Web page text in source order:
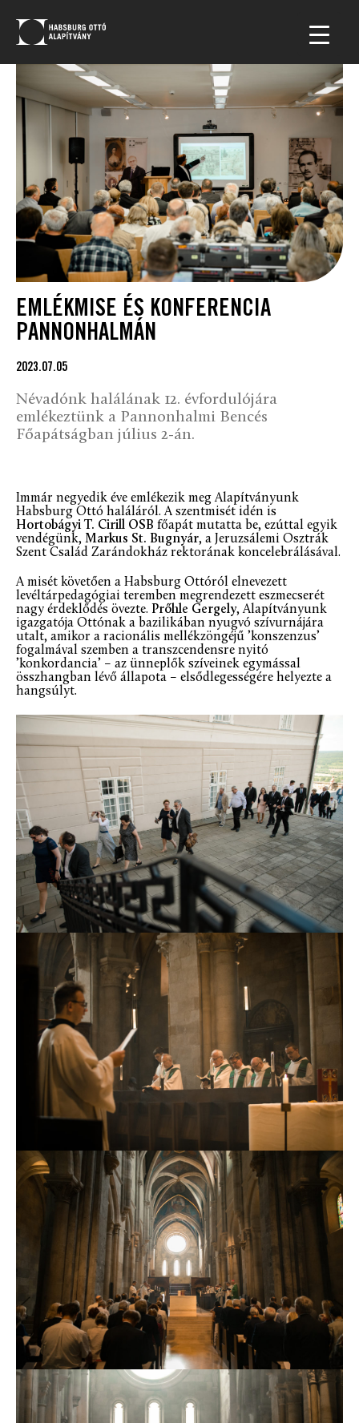
EMLÉKMISE ÉS KONFERENCIA
PANNONHALMÁN
2023.07.05
Névadónk halálának 12. évfordulójára
emlékeztünk a Pannonhalmi Bencés
Főapátságban július 2-án.
Immár negyedik éve emlékezik meg Alapítványunk
Habsburg Ottó haláláról. A szentmisét idén is
Hortobágyi T. Cirill OSB főapát mutatta be, ezúttal egyik
vendégünk, Markus St. Bugnyár, a Jeruzsálemi Osztrák
Szent Család Zarándokház rektorának koncelebrálásával.
A misét követően a Habsburg Ottóról elnevezett
levéltárpedagógiai teremben megrendezett eszmecserét
nagy érdeklődés övezte. Prőhle Gergely, Alapítványunk
igazgatója Ottónak a bazilikában nyugvó szívurnájára
utalt, amikor a racionális mellékzöngéjű ’konszenzus’
fogalmával szemben a transzcendensre nyitó
’konkordancia’ – az ünneplők szíveinek egymással
összhangban lévő állapota – elsődlegességére helyezte a
hangsúlyt.